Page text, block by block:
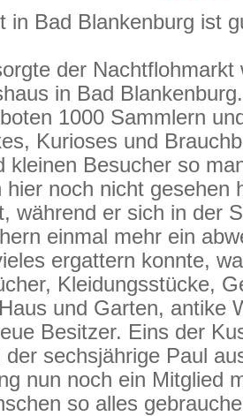
in Bad Blankenburg ist
der Nachtflohmarkt
in Bad
1000 Sammlern
Kurioses und
kleinen Besucher so
hier noch nicht gesehen
während er sich in der
einmal mehr ein
ergattern konnte,
Kleidungsstücke,
und Garten, antike
Besitzer. Eins der
der sechsjährige Paul
nun noch ein Mitglied
so alles